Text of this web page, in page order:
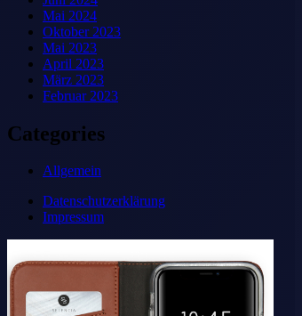
Mai 2024
Oktober 2023
Mai 2023
April 2023
März 2023
Februar 2023
Categories
Allgemein
Datenschutzerklärung
Impressum